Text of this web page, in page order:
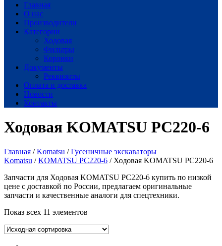
Главная
О нас
Производители
Категории
Ходовая
Фильтры
Коронки
Документы
Реквизиты
Оплата и доставка
Новости
Контакты
Ходовая KOMATSU PC220-6
Главная /Komatsu /Гусеничные экскаваторы
Komatsu /KOMATSU PC220-6 / Ходовая KOMATSU PC220-6
Запчасти для Ходовая KOMATSU PC220-6 купить по низкой
цене с доставкой по России, предлагаем оригинальные
запчасти и качественные аналоги для спецтехники.
Показ всех 11 элементов